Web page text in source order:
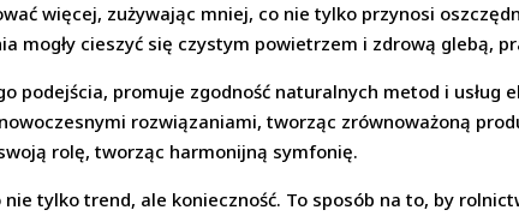
więcej, zużywając mniej, co nie tylko przynosi
mogły cieszyć się czystym powietrzem i zdrową glebą,
podejścia, promuje zgodność naturalnych metod i usług
rozwiązaniami, tworząc zrównoważoną
rolę, tworząc harmonijną symfonię.
tylko trend, ale konieczność. To sposób na to, by